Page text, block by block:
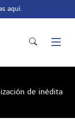
aquí.
de inédita